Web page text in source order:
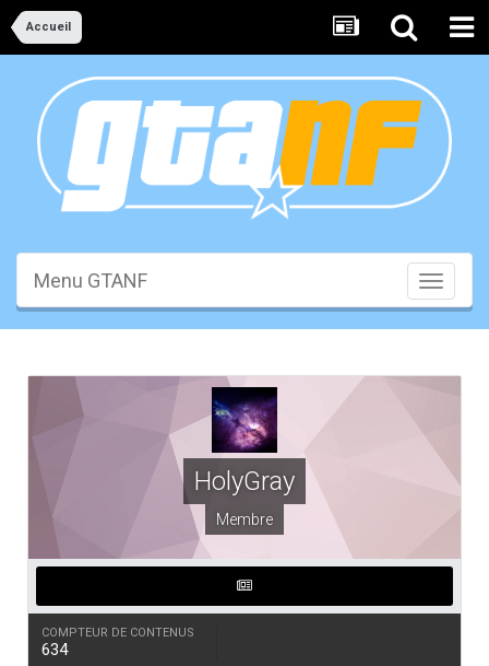
Accueil
Toggle
Menu GTANF
HolyGray
Membre
COMPTEUR DE CONTENUS
634